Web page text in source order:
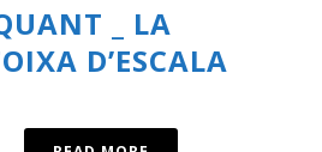
_ LA
D’ESCALA